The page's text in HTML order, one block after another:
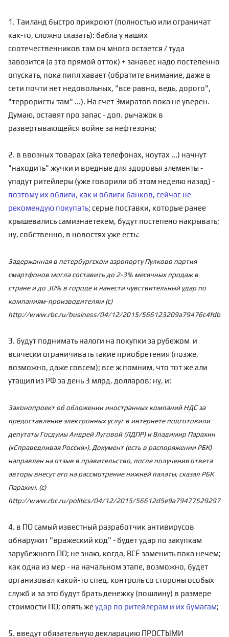
1. Таиланд быстро прикроют (полностью или ограничат
как-то, сложно сказать): бабла у наших
соотечественников там оч много остается / туда
завозится (а это прямой отток) + занавес надо постепенно
опускать, пока пипл хавает (обратите внимание, даже в
сети почти нет недовольных, "все равно, ведь, дорого",
"террористы там" ...). На счет Эмиратов пока не уверен.
Думаю, оставят про запас - доп. рычажок в
развертывающейся войне за нефтезоны;
2. в ввозных товарах (aka телефонах, ноутах ...) начнут
"находить" жучки и вредные для здоровья элементы -
упадут ритейлеры (уже говорили об этом неделю назад) -
поэтому их облиги, как и облиги банков, сейчас не
рекомендую покупать; серые поставки, которые ранее
крышевались самизнаетекем, будут постепено накрывать;
ну, собственно, в новостях уже есть:
Задержанная в петербургском аэропорту Пулково партия
смартфонов могла составить до 2-3% месячных продаж в
стране и до 30% в городе и нанести чувствительный удар по
компаниям-производителям (с)
http://www.rbc.ru/business/04/12/2015/
3. будут поднимать налоги на покупки за рубежом и
всячески ограничивать такие приобретения (позже,
возможно, даже совсем); все ж помним, что тот жеали
утащил из РФ за день 3 млрд. долларов; ну, и:
Законопроект об обложении иностранных компаний НДС за
предоставление электронных услуг в интернете подготовили
депутаты Госдумы Андрей Луговой (ЛДПР) и Владимир Парахин
(«Справедливая Россия»). Документ (есть в распоряжении РБК)
направлен на отзыв в правительство, после получения ответа
авторы внесут его на рассмотрение нижней палаты, сказал РБК
Парахин. (с)
http://www.rbc.ru/politics/04/12/2015/
4. в ПО самый известный разработчик антивирусов
обнаружит "вражеский код" - будет удар по закупкам
зарубежного ПО; не знаю, когда, ВСЁ заменить пока нечем;
как одна из мер - на начальном этапе, возможно, будет
организовал какой-то спец. контроль со стороны особых
служб и за это будут брать денежку (пошлину) в размере
стоимости ПО; опять жеудар по ритейлерам и их бумагам;
5. введут обязательную декларацию ПРОСТЫМИ